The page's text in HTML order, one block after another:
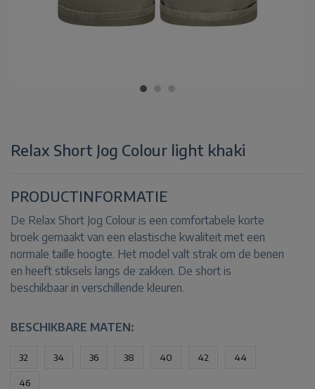
Relax Short Jog Colour light khaki
PRODUCTINFORMATIE
De Relax Short Jog Colour is een comfortabele korte
broek gemaakt van een elastische kwaliteit met een
normale taille hoogte. Het model valt strak om de benen
en heeft stiksels langs de zakken. De short is
beschikbaar in verschillende kleuren.
BESCHIKBARE MATEN:
32 34 36 38 40 42 44
46